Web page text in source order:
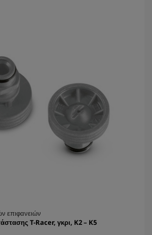
επιφανειών
T-Racer, γκρι, K2 – K5